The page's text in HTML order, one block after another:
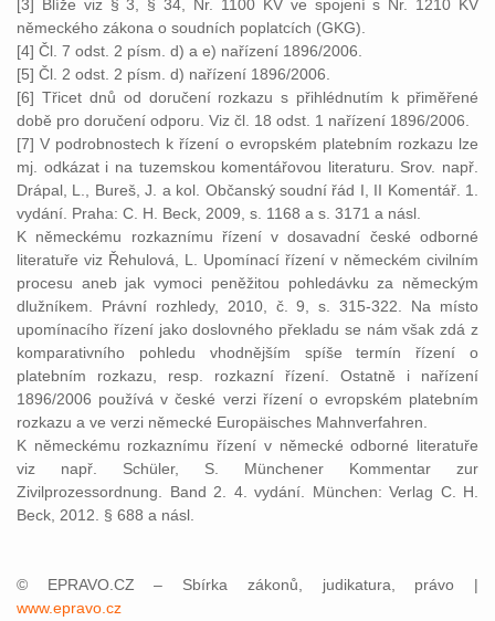
[3] Blíže viz § 3, § 34, Nr. 1100 KV ve spojení s Nr. 1210 KV
německého zákona o soudních poplatcích (GKG).
[4] Čl. 7 odst. 2 písm. d) a e) nařízení 1896/2006.
[5] Čl. 2 odst. 2 písm. d) nařízení 1896/2006.
[6] Třicet dnů od doručení rozkazu s přihlédnutím k přiměřené
době pro doručení odporu. Viz čl. 18 odst. 1 nařízení 1896/2006.
[7] V podrobnostech k řízení o evropském platebním rozkazu lze
mj. odkázat i na tuzemskou komentářovou literaturu. Srov. např.
Drápal, L., Bureš, J. a kol. Občanský soudní řád I, II Komentář. 1.
vydání. Praha: C. H. Beck, 2009, s. 1168 a s. 3171 a násl.
K německému rozkaznímu řízení v dosavadní české odborné
literatuře viz Řehulová, L. Upomínací řízení v německém civilním
procesu aneb jak vymoci peněžitou pohledávku za německým
dlužníkem. Právní rozhledy, 2010, č. 9, s. 315-322. Na místo
upomínacího řízení jako doslovného překladu se nám však zdá z
komparativního pohledu vhodnějším spíše termín řízení o
platebním rozkazu, resp. rozkazní řízení. Ostatně i nařízení
1896/2006 používá v české verzi řízení o evropském platebním
rozkazu a ve verzi německé Europäisches Mahnverfahren.
K německému rozkaznímu řízení v německé odborné literatuře
viz např. Schüler, S. Münchener Kommentar zur
Zivilprozessordnung. Band 2. 4. vydání. München: Verlag C. H.
Beck, 2012. § 688 a násl.
© EPRAVO.CZ – Sbírka zákonů, judikatura, právo |
www.epravo.cz